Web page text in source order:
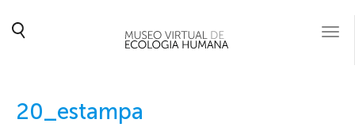
20_estampa